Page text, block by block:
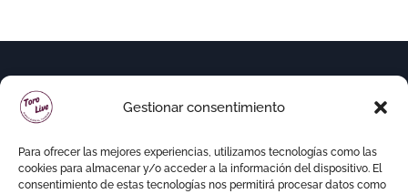
Gestionar consentimiento
Para ofrecer las mejores experiencias, utilizamos tecnologías como las
cookies para almacenar y/o acceder a la información del dispositivo. El
consentimiento de estas tecnologías nos permitirá procesar datos como